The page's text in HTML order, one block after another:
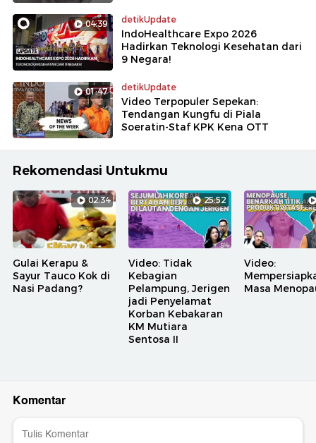
04:39 detikUpdate
IndoHealthcare Expo 2026
Hadirkan Teknologi Kesehatan dari
9 Negara!
01:47 detikUpdate
Video Terpopuler Sepekan:
Tendangan Kungfu di Piala
Soeratin-Staf KPK Kena OTT
Rekomendasi Untukmu
02:34
Gulai Kerapu &
Sayur Tauco Kok di
Nasi Padang?
25:52
Video: Tidak
Kebagian
Pelampung, Jerigen
jadi Penyelamat
Korban Kebakaran
KM Mutiara
Sentosa II
Video:
Masa